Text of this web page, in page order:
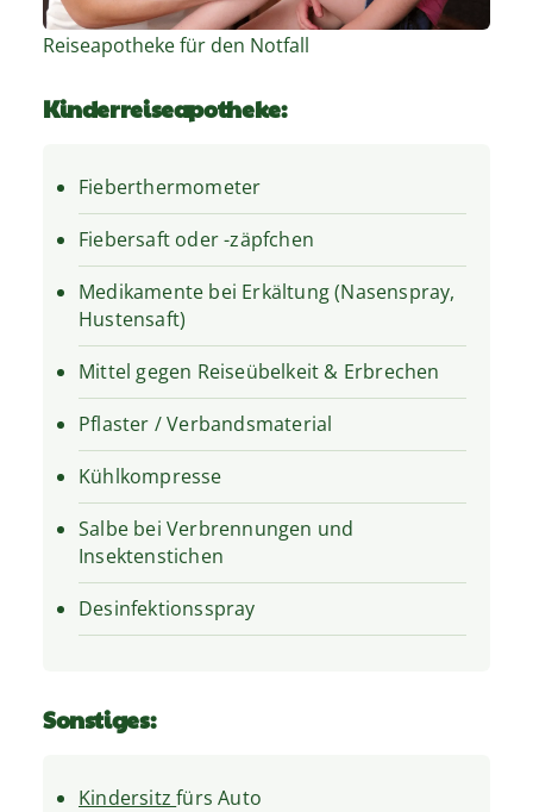
Reiseapotheke für den Notfall
Kinderreiseapotheke:
Fieberthermometer
Fiebersaft oder -zäpfchen
Medikamente bei Erkältung (Nasenspray,
Hustensaft)
Mittel gegen Reiseübelkeit & Erbrechen
Pflaster / Verbandsmaterial
Kühlkompresse
Salbe bei Verbrennungen und
Insektenstichen
Desinfektionsspray
Sonstiges:
Kindersitzfürs Auto